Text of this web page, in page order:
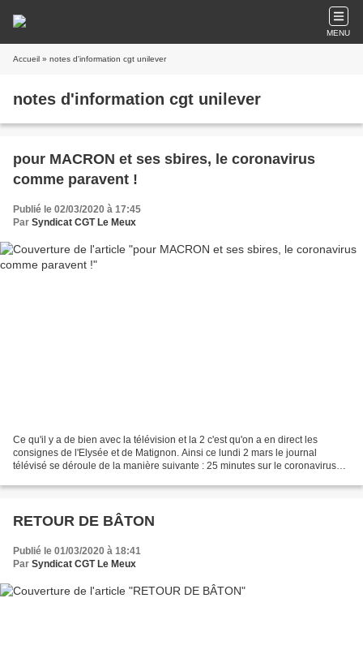
MENU
Accueil » notes d'information cgt unilever
notes d'information cgt unilever
pour MACRON et ses sbires, le coronavirus
comme paravent !
Publié le 02/03/2020 à 17:45
Par Syndicat CGT Le Meux
Ce qu'il y a de bien avec la télévision et la 2 c'est qu'on a en direct les
consignes de l'Elysée et de Matignon. Ainsi ce lundi 2 mars le journal
télévisé se déroule de la manière suivante : 25 minutes sur le coronavirus
RETOUR DE BÂTON
Publié le 01/03/2020 à 18:41
Par Syndicat CGT Le Meux